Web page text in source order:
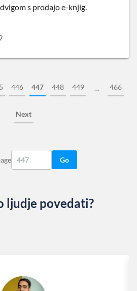
s prodajo e-knjig.
446 447 448 449 … 466
Next
Go
ljudje povedati?